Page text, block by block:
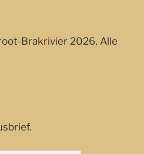
Brakrivier 2026, Alle